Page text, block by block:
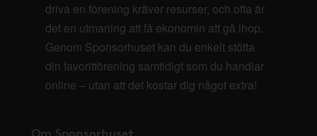
driva en förening kräver resurser, och ofta är
det en utmaning att få ekonomin att gå ihop.
Genom Sponsorhuset kan du enkelt stötta
din favoritförening samtidigt som du handlar
online – utan att det kostar dig något extra!
Om Sponsorhuset